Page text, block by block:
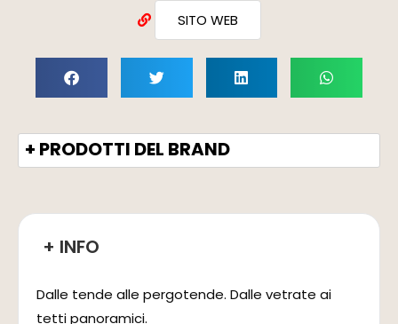
SITO WEB
+ PRODOTTI DEL BRAND
+ INFO
Dalle tende alle pergotende. Dalle vetrate ai
tetti panoramici.